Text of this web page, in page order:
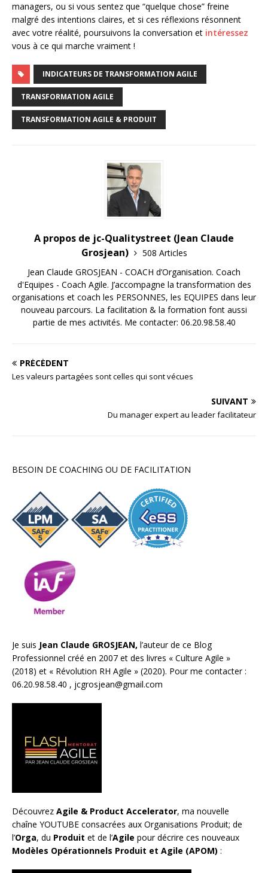
managers, ou si vous sentez que “quelque chose” freine
malgré des intentions claires, et si ces réflexions résonnent
avec votre réalité, poursuivons la conversation et intéressez
vous à ce qui marche vraiment !
INDICATEURS DE TRANSFORMATION AGILE
TRANSFORMATION AGILE
TRANSFORMATION AGILE & PRODUIT
A propos de jc-Qualitystreet (Jean Claude
Grosjean)
508 Articles
Jean Claude GROSJEAN - COACH d’Organisation. Coach
d'Equipes - Coach Agile. J’accompagne la transformation des
organisations et coach les PERSONNES, les EQUIPES dans leur
nouveau parcours. La facilitation & la formation font aussi
partie de mes activités. Me contacter: 06.20.98.58.40
PRÉCÉDENT
Les valeurs partagées sont celles qui sont vécues
SUIVANT
Du manager expert au leader facilitateur
BESOIN DE COACHING OU DE FACILITATION
Je suis Jean Claude GROSJEAN, l’auteur de ce Blog
Professionnel créé en 2007 et des livres « Culture Agile »
(2018) et « Révolution RH Agile » (2020). Pour me contacter :
06.20.98.58.40 , jcgrosjean@gmail.com
Découvrez Agile & Product Accelerator, ma nouvelle
chaîne YOUTUBE consacrées aux Organisations Produit; de
l’Orga, du Produit et de l’Agile pour décrire ces nouveaux
Modèles Opérationnels Produit et Agile (APOM) :